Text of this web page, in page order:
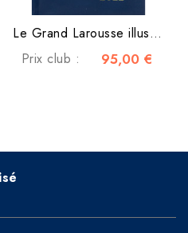
Le Grand Larousse illustré...
Prix club :
95,00 €